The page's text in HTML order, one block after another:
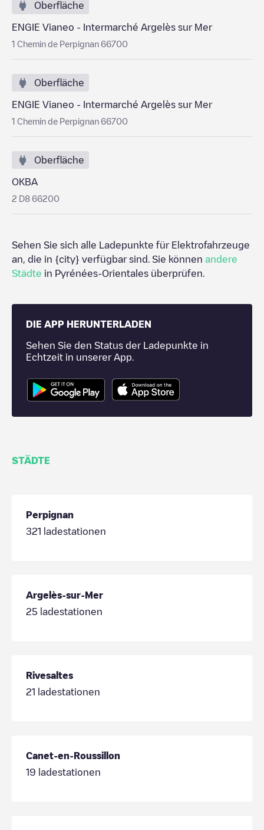
Oberfläche
ENGIE Vianeo - Intermarché Argelès sur Mer
1 Chemin de Perpignan 66700
Oberfläche
ENGIE Vianeo - Intermarché Argelès sur Mer
1 Chemin de Perpignan 66700
Oberfläche
OKBA
2 D8 66200
Sehen Sie sich alle Ladepunkte für Elektrofahrzeuge
an, die in {city} verfügbar sind. Sie können andere
Städte in Pyrénées-Orientales überprüfen.
DIE APP HERUNTERLADEN
Sehen Sie den Status der Ladepunkte in
Echtzeit in unserer App.
STÄDTE
Perpignan
321
ladestationen
Argelès-sur-Mer
25 ladestationen
Rivesaltes
21
ladestationen
Canet-en-Roussillon
19 ladestationen